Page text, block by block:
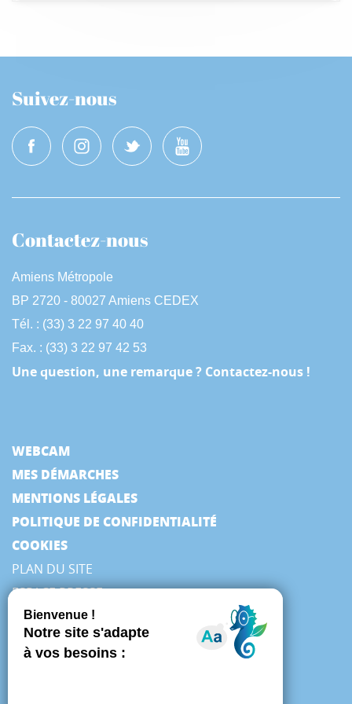
Suivez-nous
Contactez-nous
Amiens Métropole
BP 2720 - 80027 Amiens CEDEX
Tél. : (33) 3 22 97 40 40
Fax. : (33) 3 22 97 42 53
Une question, une remarque ? Contactez-nous !
WEBCAM
MES DÉMARCHES
MENTIONS LÉGALES
POLITIQUE DE CONFIDENTIALITÉ
COOKIES
PLAN DU SITE
ESPACE PRESSE